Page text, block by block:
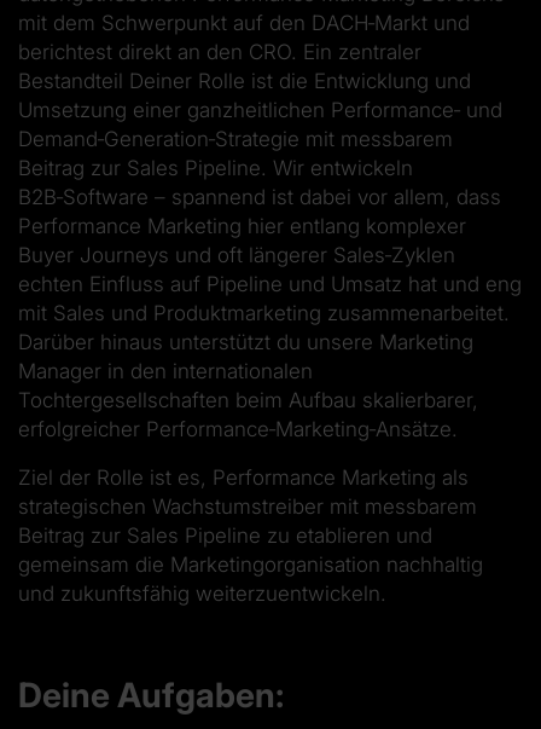
mit dem Schwerpunkt auf den DACH‑Markt und
berichtest direkt an den CRO. Ein zentraler
Bestandteil Deiner Rolle ist die Entwicklung und
Umsetzung einer ganzheitlichen Performance‑ und
Demand‑Generation‑Strategie mit messbarem
Beitrag zur Sales Pipeline. Wir entwickeln
B2B‑Software – spannend ist dabei vor allem, dass
Performance Marketing hier entlang komplexer
Buyer Journeys und oft längerer Sales‑Zyklen
echten Einfluss auf Pipeline und Umsatz hat und eng
mit Sales und Produktmarketing zusammenarbeitet.
Darüber hinaus unterstützt du unsere Marketing
Manager in den internationalen
Tochtergesellschaften beim Aufbau skalierbarer,
erfolgreicher Performance‑Marketing‑Ansätze.
Ziel der Rolle ist es, Performance Marketing als
strategischen Wachstumstreiber mit messbarem
Beitrag zur Sales Pipeline zu etablieren und
gemeinsam die Marketingorganisation nachhaltig
und zukunftsfähig weiterzuentwickeln.
Deine Aufgaben: